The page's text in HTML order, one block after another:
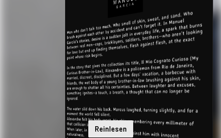
Reinlesen